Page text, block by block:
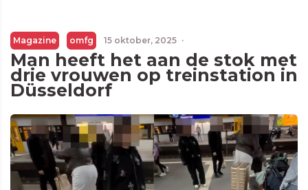
Magazine omfg 15 oktober, 2025 ·
Man heeft het aan de stok met
drie vrouwen op treinstation in
Düsseldorf